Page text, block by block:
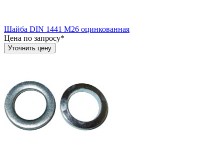
Шайба DIN 1441 М26 оцинкованная
Цена по запросу*
Уточнить цену